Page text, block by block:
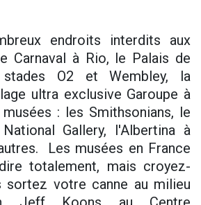
endroits interdits aux
Carnaval à Rio, le Palais de
O2 et Wembley, la
ultra exclusive Garoupe à
: les Smithsonians, le
Gallery, l'Albertina à
Les musées en France
totalement, mais croyez-
sortez votre canne au milieu